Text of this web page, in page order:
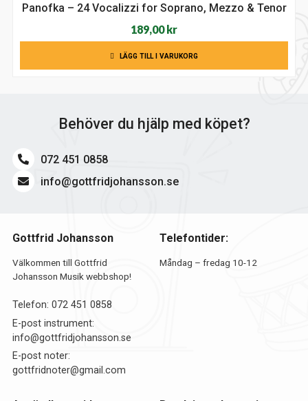
Panofka – 24 Vocalizzi for Soprano, Mezzo & Tenor
189,00kr
LÄGG TILL I VARUKORG
Behöver du hjälp med köpet?
072 451 0858
info@gottfridjohansson.se
Gottfrid Johansson
Välkommen till Gottfrid
Johansson Musik webbshop!
Telefon: 072 451 0858
E-post instrument:
info@gottfridjohansson.se
E-post noter:
gottfridnoter@gmail.com
Telefontider:
Måndag – fredag 10-12